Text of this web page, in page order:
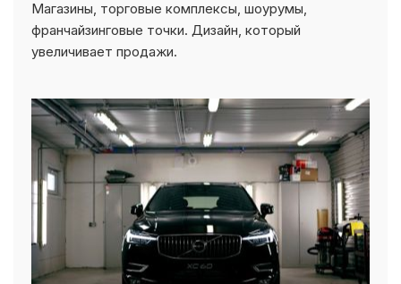
франчайзинговые точки. Дизайн, который
увеличивает продажи.